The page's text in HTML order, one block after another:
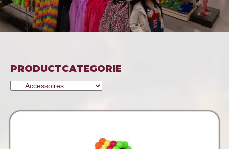
PRODUCTCATEGORIE